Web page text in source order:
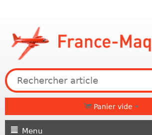
Panier vide
Menu